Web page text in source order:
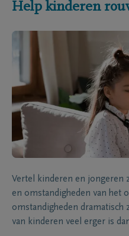
Help kinderen
Vertel kinderen en jongeren
en omstandigheden van het
omstandigheden dramatisch
van kinderen veel erger is